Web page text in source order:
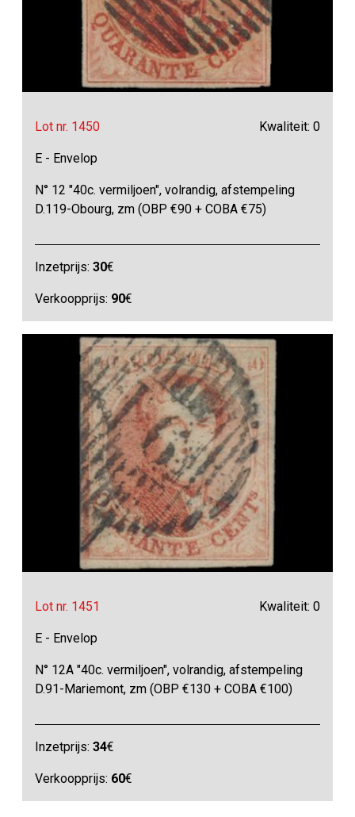
Lot nr. 1450 Kwaliteit: 0
E - Envelop
N° 12 "40c. vermiljoen", volrandig, afstempeling
D.119-Obourg, zm (OBP €90 + COBA €75)
Inzetprijs:30€
Verkoopprijs: 90€
Lot nr. 1451 Kwaliteit: 0
E - Envelop
N° 12A "40c. vermiljoen", volrandig, afstempeling
D.91-Mariemont, zm (OBP €130 + COBA €100)
Inzetprijs:34€
Verkoopprijs: 60€